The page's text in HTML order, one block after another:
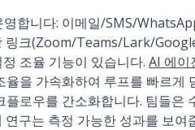
합니다: 이메일/SMS/
크(Zoom/Teams/Lark/
조율 기능이 있습니다. AI 에이
을 가속화하여 루프를 빠르
로우를 간소화합니다. 팀들은
구는 측정 가능한 성과를 보